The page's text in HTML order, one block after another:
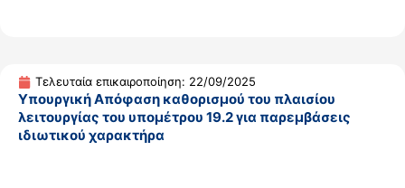
Τελευταία επικαιροποίηση: 22/09/2025
Υπουργική Απόφαση καθορισμού του πλαισίου
λειτουργίας του υπομέτρου 19.2 για παρεμβάσεις
ιδιωτικού χαρακτήρα